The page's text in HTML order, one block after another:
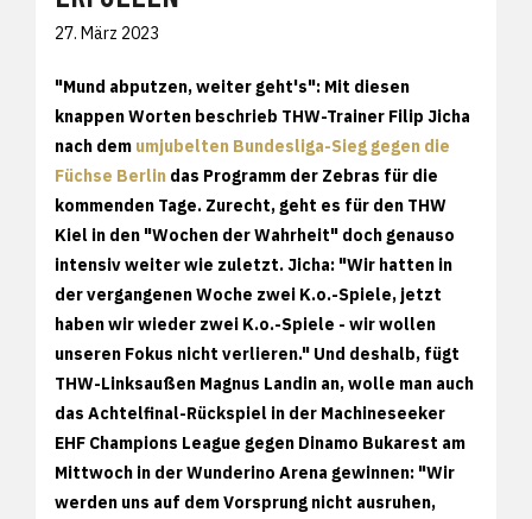
27. März 2023
"Mund abputzen, weiter geht's": Mit diesen
knappen Worten beschrieb THW-Trainer Filip Jicha
nach dem umjubelten Bundesliga-Sieg gegen die
Füchse Berlin das Programm der Zebras für die
kommenden Tage. Zurecht, geht es für den THW
Kiel in den "Wochen der Wahrheit" doch genauso
intensiv weiter wie zuletzt. Jicha: "Wir hatten in
der vergangenen Woche zwei K.o.-Spiele, jetzt
haben wir wieder zwei K.o.-Spiele - wir wollen
unseren Fokus nicht verlieren." Und deshalb, fügt
THW-Linksaußen Magnus Landin an, wolle man auch
das Achtelfinal-Rückspiel in der Machineseeker
EHF Champions League gegen Dinamo Bukarest am
Mittwoch in der Wunderino Arena gewinnen: "Wir
werden uns auf dem Vorsprung nicht ausruhen,